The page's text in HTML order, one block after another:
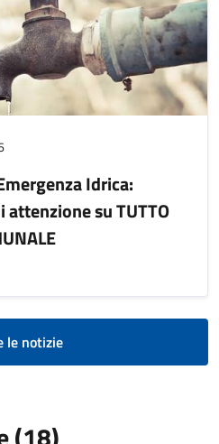
Idrica:
su TUTTO
le notizie